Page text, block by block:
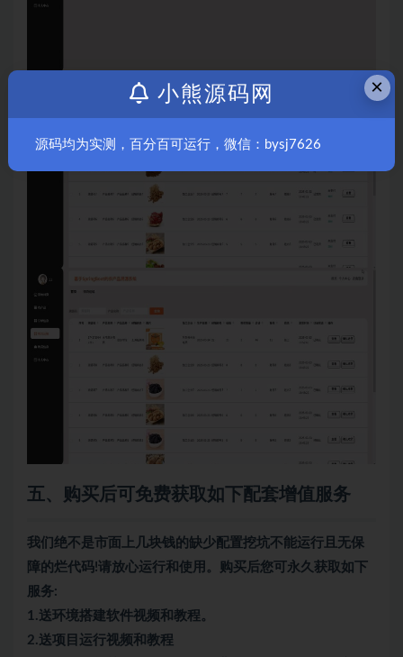
五、购买后可免费获取如下配套增值服务
我们绝不是市面上几块钱的缺少配置挖坑不能运行且无保
障的烂代码!请放心运行和使用。购买后您可永久获取如下
服务:
1.送环境搭建软件视频和教程。
2.送项目运行视频和教程
×
小熊源码网
源码均为实测，百分百可运行，微信：bysj7626